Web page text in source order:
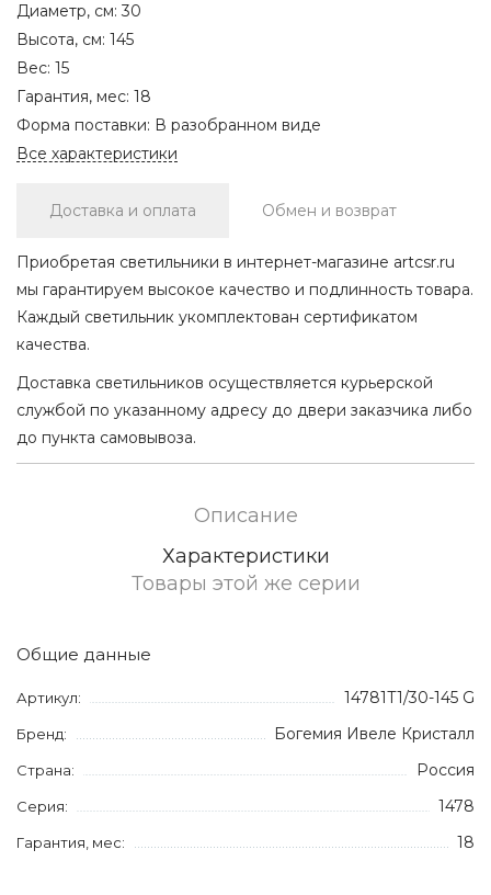
Диаметр, см:30
Высота, см: 145
Вес: 15
Гарантия, мес: 18
Форма поставки: В разобранном виде
Все характеристики
Доставка и оплата Обмен и возврат
Приобретая светильники в интернет-магазине artcsr.ru
мы гарантируем высокое качество и подлинность товара.
Каждый светильник укомплектован сертификатом
качества.
Доставка светильников осуществляется курьерской
службой по указанному адресу до двери заказчика либо
до пункта самовывоза.
Описание
Характеристики
Товары этой же серии
Общие данные
Артикул: 14781T1/30-145 G
Бренд: Богемия Ивеле Кристалл
Страна: Россия
Серия: 1478
Гарантия, мес: 18